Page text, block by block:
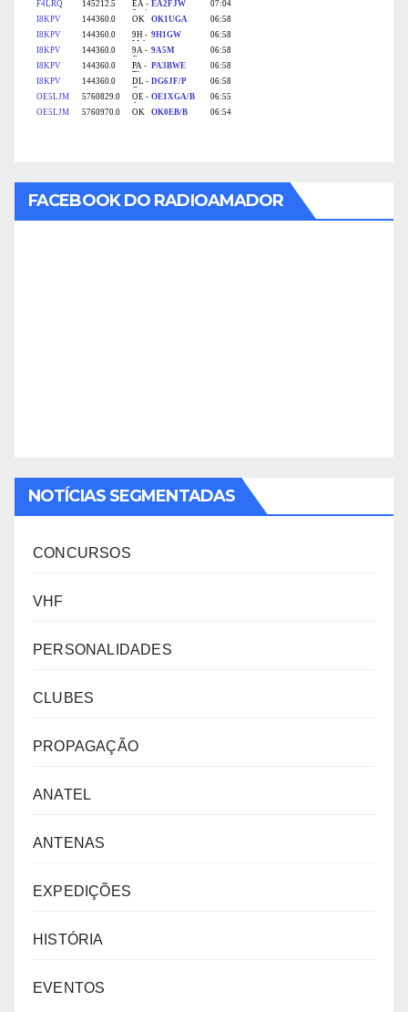
FACEBOOK DO RADIOAMADOR
NOTÍCIAS SEGMENTADAS
CONCURSOS
VHF
PERSONALIDADES
CLUBES
PROPAGAÇÃO
ANATEL
ANTENAS
EXPEDIÇÕES
HISTÓRIA
EVENTOS